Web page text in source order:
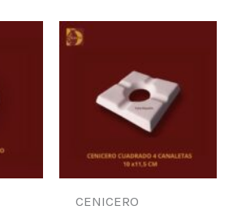
CENICERO